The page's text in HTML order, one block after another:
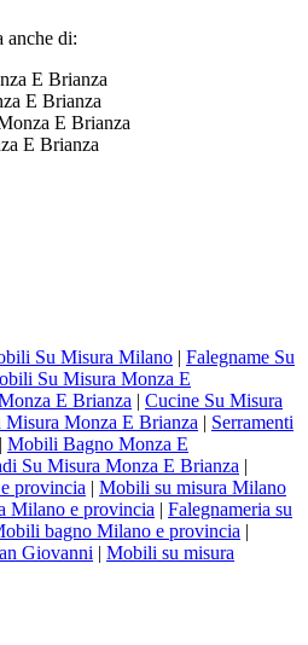
anche di:
E Brianza
E Brianza
E Brianza
E Brianza
Su Misura Milano | Falegname Su
Su Misura Monza E
E Brianza | Cucine Su Misura
Monza E Brianza | Serramenti
| Mobili Bagno Monza E
Su Misura Monza E Brianza |
provincia | Mobili su misura Milano
Milano e provincia | Falegnameria su
bagno Milano e provincia |
Giovanni | Mobili su misura